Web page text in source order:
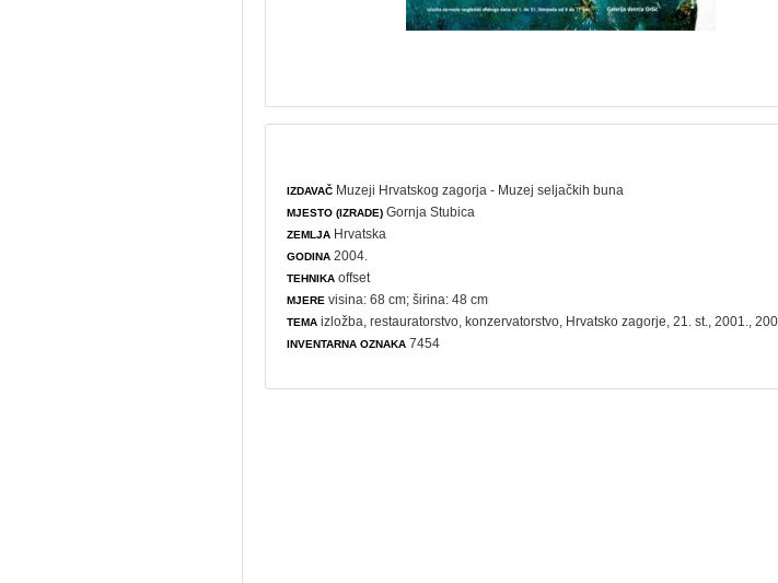
IZDAVAČ Muzeji Hrvatskog zagorja - Muzej seljačkih buna
MJESTO (IZRADE) Gornja Stubica
ZEMLJA Hrvatska
GODINA 2004.
TEHNIKA offset
MJERE visina: 68 cm; širina: 48 cm
TEMA izložba ,restauratorstvo ,konzervatorstvo , Hrvatsko zagorje, 21. st., 2001.,
INVENTARNA OZNAKA 7454